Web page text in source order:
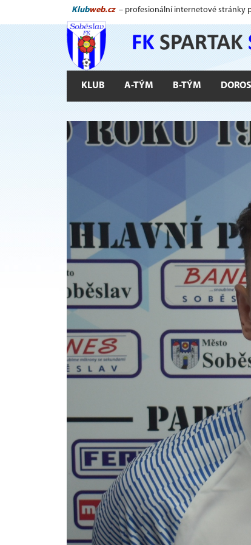
Klubweb.cz – profesionální internetové stránky
KLUB A-TÝM B-TÝM